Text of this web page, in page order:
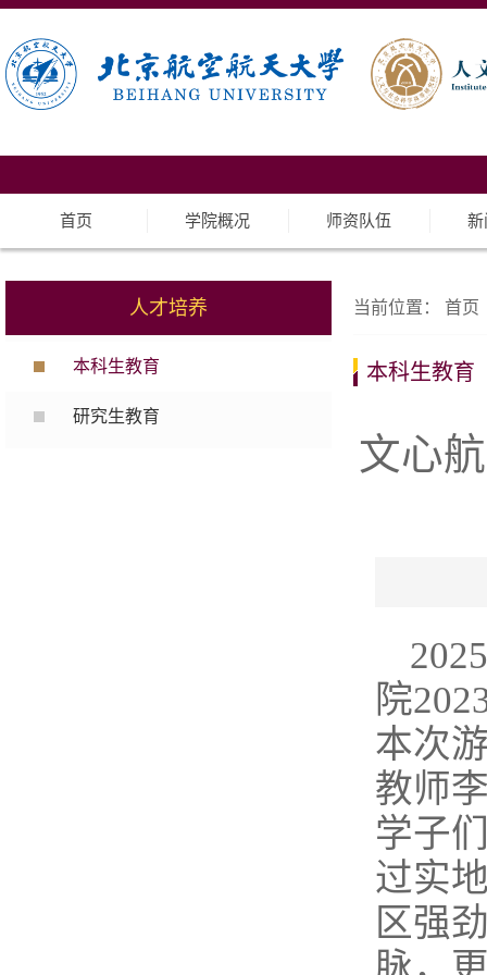
首页 学院概况 师资队伍 新
人才培养
本科生教育
研究生教育
当前位置： 首页
本科生教育
文心
院
本次
教师
学子
过实
区强